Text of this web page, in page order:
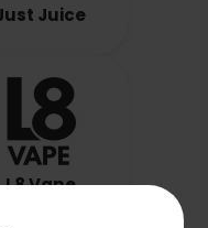
Juice
L8 Vape